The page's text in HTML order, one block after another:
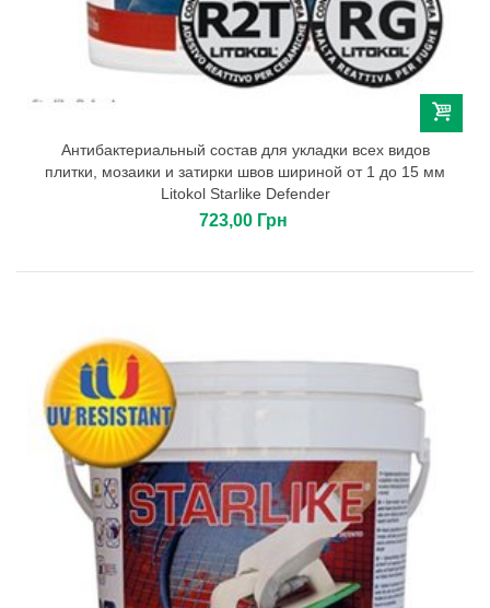
Антибактериальный состав для укладки всех видов
плитки, мозаики и затирки швов шириной от 1 до 15 мм
Litokol Starlike Defender
723,00 Грн